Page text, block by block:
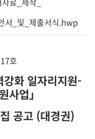
서_및_제출서식.hwp
호
화 일자리지원-
사업 」
공고 (대경권)